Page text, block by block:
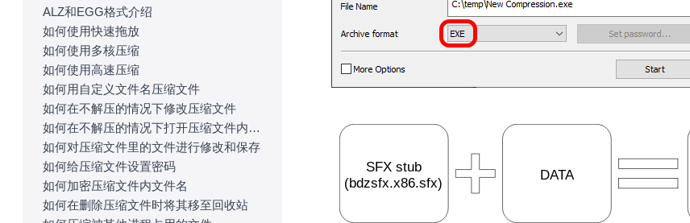
ALZ和EGG格式介绍
如何使用快速拖放
如何使用多核压缩
如何使用高速压缩
如何用自定义文件名压缩文件
如何在不解压的情况下修改压缩文件
如何在不解压的情况下打开压缩文件内文件
如何对压缩文件里的文件进行修改和保存
如何给压缩文件设置密码
如何加密压缩文件内文件名
如何在删除压缩文件时将其移至回收站